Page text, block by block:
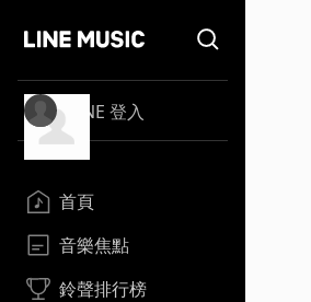
LINE 登入
首頁
音樂焦點
鈴聲排行榜